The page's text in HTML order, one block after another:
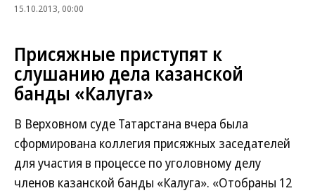
15.10.2013, 00:00
Присяжные приступят к
слушанию дела казанской
банды «Калуга»
В Верховном суде Татарстана вчера была
сформирована коллегия присяжных заседателей
для участия в процессе по уголовному делу
членов казанской банды «Калуга». «Отобраны 12